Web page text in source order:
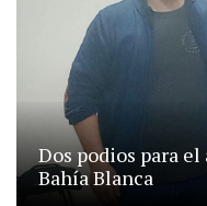
Dos podios para
Bahía Blanca